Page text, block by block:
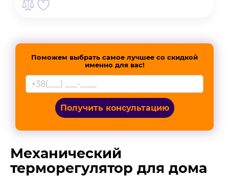
Поможем выбрать самое лучшее со скидкой
именно для вас!
Получить консультацию
Механический
терморегулятор для дома